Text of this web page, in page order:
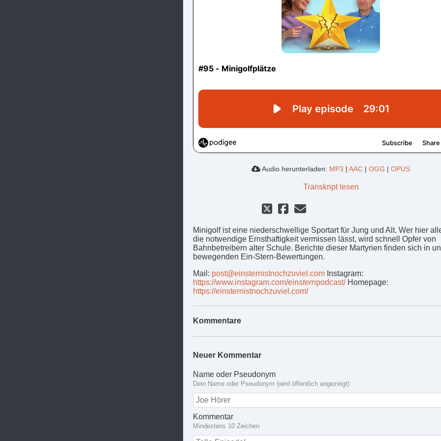
Audio herunterladen: MP3 | AAC | OGG | OPUS
Transkript lesen
Minigolf ist eine niederschwellige Sportart für Jung und Alt. Wer hier
die notwendige Ernsthaftigkeit vermissen lässt, wird schnell Opfer von
Bahnbetreibern alter Schule. Berichte dieser Martyrien finden sich in
bewegenden Ein-Stern-Bewertungen.
Mail: post@einsternistnochzuviel.com Instagram:
https://www.instagram.com/einsternpodcast/Homepage:
https://einsternistnochzuviel.com/
Kommentare
Neuer Kommentar
Name oder Pseudonym
Dein Name oder Pseudonym (wird öffentlich angezeigt)
Kommentar
Mindestens 10 Zeichen